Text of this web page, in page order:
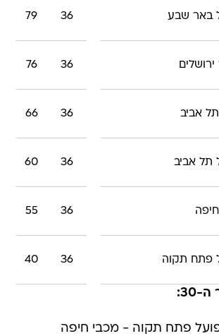
באר שבע 36
79
36
76
אביב 36
66
תל אביב 36
60
36
55
פתח תקוה 36
40
30:
20:15: הפועל פתח תקוה - מכבי חיפה